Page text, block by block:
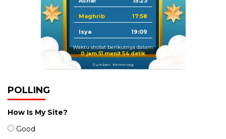
Maghrib 17:58
Isya 19:09
Waktu sholat berikutnya dalam:
0 jam 51 menit 53 detik
Sumber: Kemenag
POLLING
How Is My Site?
Good